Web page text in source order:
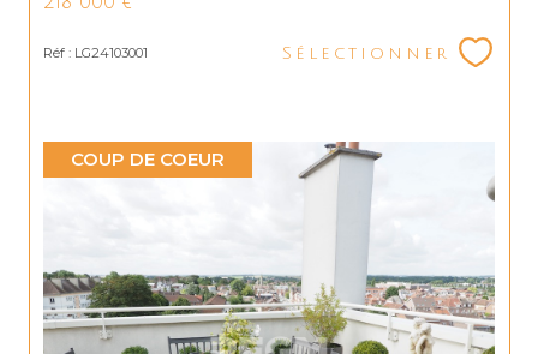
Réf : LG24103001 Sélectionner
COUP DE COEUR